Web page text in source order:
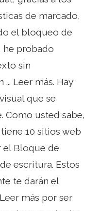
de marcado,
el bloqueo de
he probado
sin
Leer más. Hay
que se
Como usted sabe,
10 sitios web
el Bloque de
escritura. Estos
te darán el
más por ser